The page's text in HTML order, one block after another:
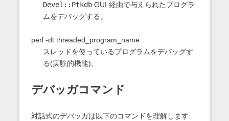
Devel::PtkdbGUI 経由で与えられたプログラ
ムをデバッグする。
perl -dt threaded_program_name
スレッドを使っているプログラムをデバッグす
る(実験的機能)。
デバッガコマンド
対話式のデバッガは以下のコマンドを理解します: